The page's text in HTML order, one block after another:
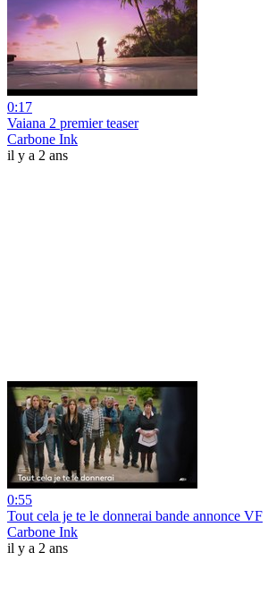
0:17
Vaiana 2 premier teaser
Carbone Ink
il y a 2 ans
0:55
Tout cela je te le donnerai bande annonce VF
Carbone Ink
il y a 2 ans